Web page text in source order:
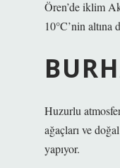
Ören’de iklim
10°C’nin altına
Huzurlu
ağaçları ve
yapıyor.